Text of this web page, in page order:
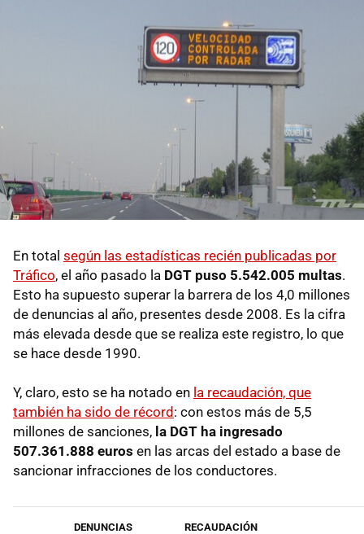
En total según las estadísticas recién publicadas por
Tráfico, el año pasado la DGT puso 5.542.005 multas.
Esto ha supuesto superar la barrera de los 4,0 millones
de denuncias al año, presentes desde 2008. Es la cifra
más elevada desde que se realiza este registro, lo que
se hace desde 1990.
Y, claro, esto se ha notado en la recaudación, que
también ha sido de récord : con estos más de 5,5
millones de sanciones, la DGT ha ingresado
507.361.888 euros en las arcas del estado a base de
sancionar infracciones de los conductores.
DENUNCIAS RECAUDACIÓN